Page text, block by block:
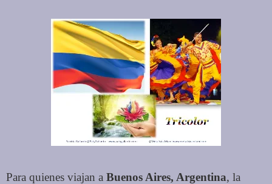
Para quienes viajan a Buenos Aires, Argentina, la